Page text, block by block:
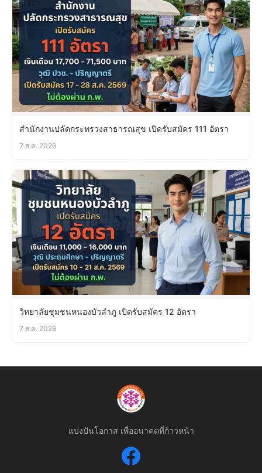
สำนักงานปลัดกระทรวงสาธารณสุข เปิดรับสมัคร 111 อัตรา
7 ส.ค. 2026
วิทยาลัยชุมชนหนองบัวลำภู เปิดรับสมัคร 12 อัตรา
7 ส.ค. 2026
แบ่งปันโอกาส เพื่ออนาคตที่ก้าวหน้า